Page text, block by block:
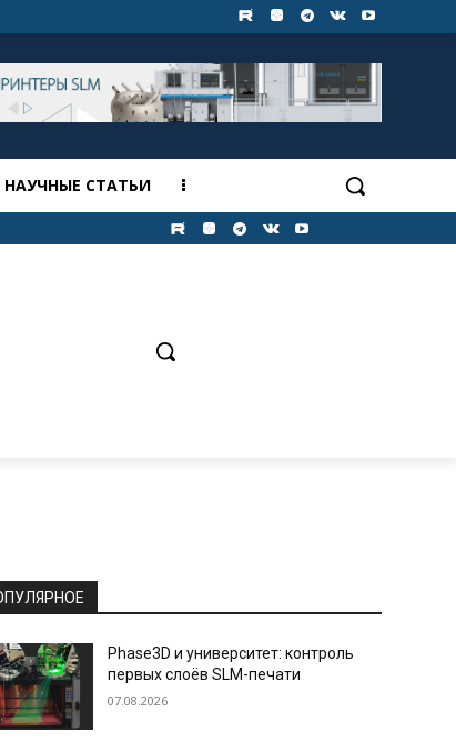
НАУЧНЫЕ СТАТЬИ
Phase3D и университет: контроль
первых слоёв SLM-печати
07.08.2026